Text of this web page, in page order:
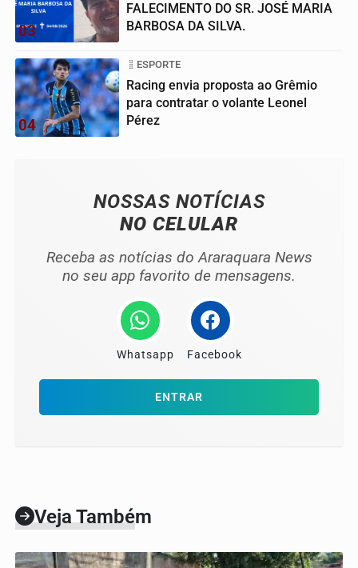
03
FALECIMENTO DO SR. JOSÉ MARIA
BARBOSA DA SILVA.
04
ESPORTE
Racing envia proposta ao Grêmio
para contratar o volante Leonel
Pérez
NOSSAS NOTÍCIAS
NO CELULAR
Receba as notícias do Araraquara News
no seu app favorito de mensagens.
Whatsapp Facebook
ENTRAR
Veja Também